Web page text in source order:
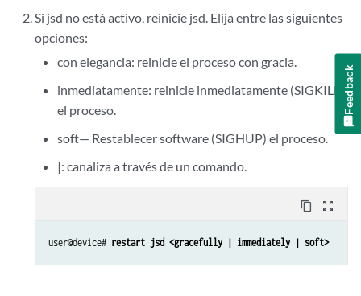
Si jsd no está activo, reinicie jsd. Elija entre las siguientes
opciones:
con elegancia: reinicie el proceso con gracia.
inmediatamente: reinicie inmediatamente (SIGKILL)
el proceso.
soft— Restablecer software (SIGHUP) el proceso.
|: canaliza a través de un comando.
content_copy zoom_out_map
user@device# restart jsd <gracefully | immediately | soft>
Feedback